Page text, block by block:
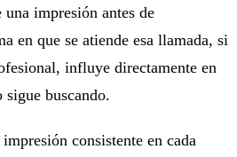
impresión antes de
en que se atiende esa llamada, si
influye directamente en
sigue buscando.
consistente en cada